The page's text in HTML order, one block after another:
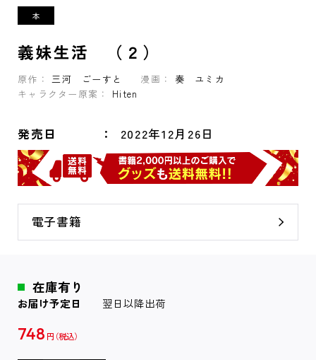
義妹生活 （２）
原作： 三河 ごーすと 漫画：
奏 ユミカ
キャラクター原案：
Hiten
発売日 2022年12月26日
電子書籍
在庫有り
お届け予定日 翌日以降出荷
748 円